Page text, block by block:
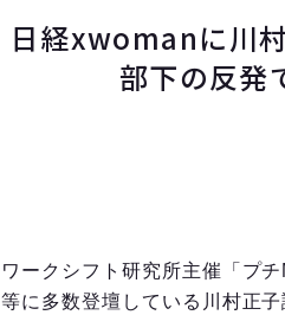
日経xwomanに川
部下の反発
ワークシフト研究所主催「プ
等に多数登壇している川村正